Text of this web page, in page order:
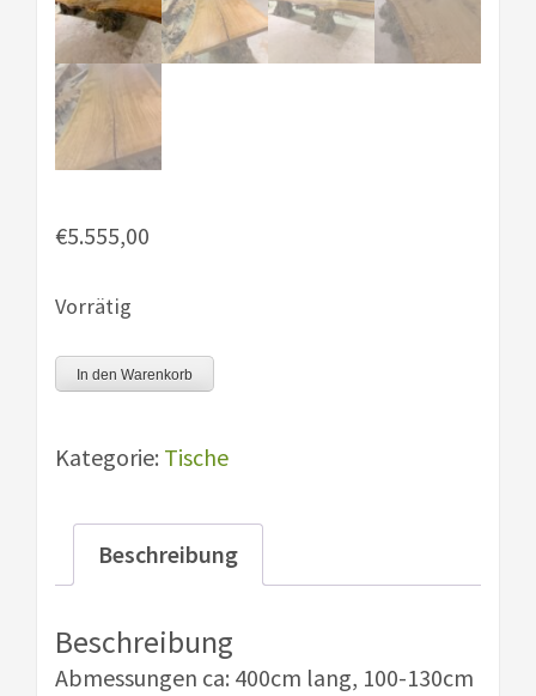
€5.555,00
Vorrätig
Eiche
400x100-
130x7cm
In den Warenkorb
Kategorie: Tische
Beschreibung
Beschreibung
Abmessungen ca: 400cm lang, 100-130cm